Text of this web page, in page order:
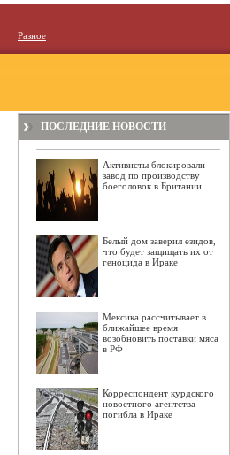
Разное
ПОСЛЕДНИЕ НОВОСТИ
Активисты блокировали
завод по производству
боеголовок в Британии
Белый дом заверил езидов,
что будет защищать их от
геноцида в Ираке
Мексика рассчитывает в
ближайшее время
возобновить поставки мяса
в РФ
Корреспондент курдского
новостного агентства
погибла в Ираке